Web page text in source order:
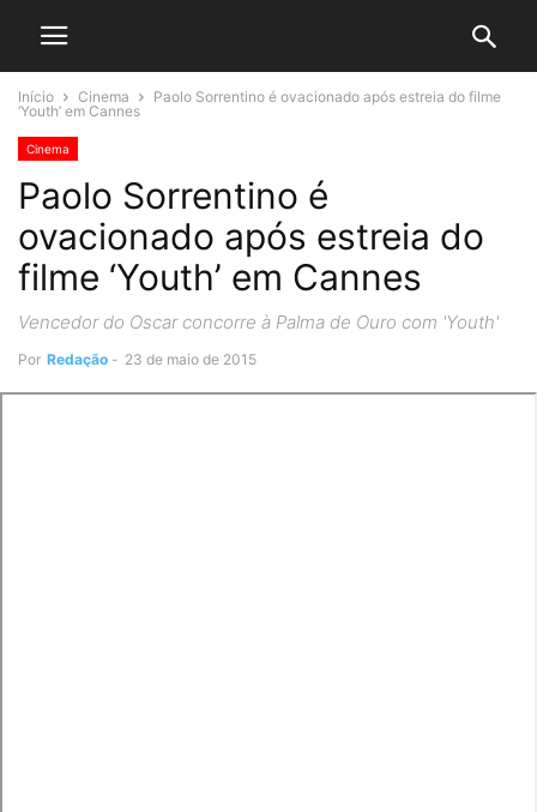
Início Cinema
Paolo Sorrentino é ovacionado após estreia do filme
‘Youth’ em Cannes
Cinema
Paolo Sorrentino é
ovacionado após estreia do
filme ‘Youth’ em Cannes
Vencedor do Oscar concorre à Palma de Ouro com 'Youth'
Por Redação - 23 de maio de 2015